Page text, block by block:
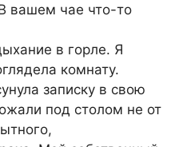
вашем чае что-то
в горле. Я
комнату.
записку в свою
под столом не от